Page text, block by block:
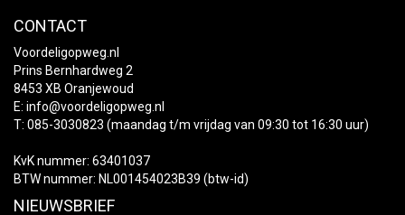
CONTACT
Voordeligopweg.nl
Prins Bernhardweg 2
8453 XB Oranjewoud
E: info@voordeligopweg.nl
T: 085-3030823 (maandag t/m vrijdag van 09:30 tot 16:30 uur)
KvK nummer: 63401037
BTW nummer: NL001454023B39 (btw-id)
NIEUWSBRIEF